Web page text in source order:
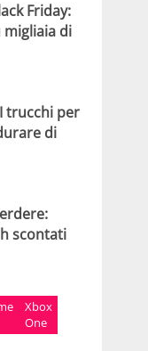
Xbox
One
Friday:
migliaia di
trucchi per
di
scontati